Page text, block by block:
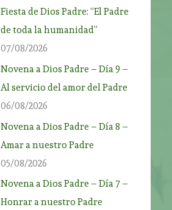
Fiesta de Dios Padre: “El Padre
de toda la humanidad”
07/08/2026
Novena a Dios Padre – Día 9 –
Al servicio del amor del Padre
06/08/2026
Novena a Dios Padre – Día 8 –
Amar a nuestro Padre
05/08/2026
Novena a Dios Padre – Día 7 –
Honrar a nuestro Padre